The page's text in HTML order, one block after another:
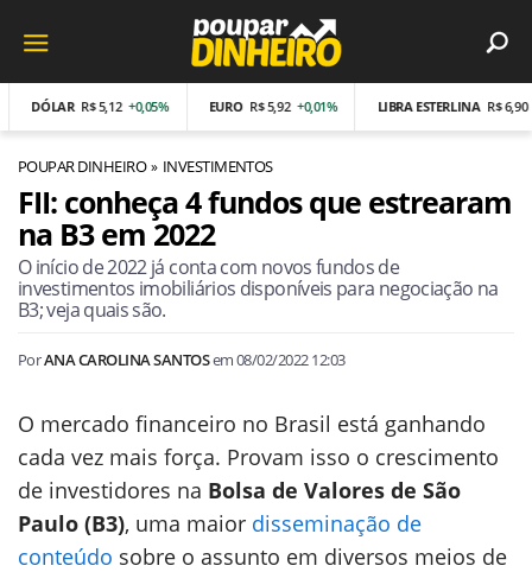
DÓLAR R$ 5,12 +0,05% EURO R$ 5,92 +0,01% LIBRA ESTERLINA R$ 6,90 -
POUPAR DINHEIRO INVESTIMENTOS
FII: conheça 4 fundos que estrearam
na B3 em 2022
O início de 2022 já conta com novos fundos de
investimentos imobiliários disponíveis para negociação na
B3; veja quais são.
PorANA CAROLINA SANTOSem08/02/2022 12:03
O mercado financeiro no Brasil está ganhando
cada vez mais força. Provam isso o crescimento
de investidores na Bolsa de Valores de São
Paulo (B3), uma maior disseminação de
conteúdo sobre o assunto em diversos meios de